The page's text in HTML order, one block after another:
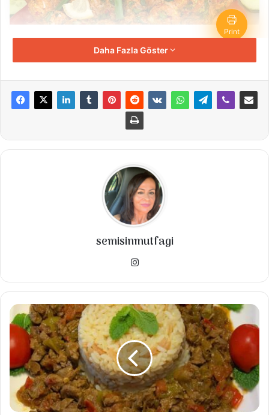
Print
KISIR
Porsiyon
Hazırlık zamanı
Pişirme süresi
Kalori
Toplam zaman
1
hour10 minutes
🍅 2,5 su bardağı kısırlık bulgur
🍅 4 su bardağı sıcak su
🍅 1 çay bardağı zeytinyağı
🍅 2 adet soğan
🍅 1 adet kırmızı biber
🍅 yarım Demet maydanoz
Daha Fazla Göster
semisinmutfagi
SEBZELİ
ET
KAVURMA